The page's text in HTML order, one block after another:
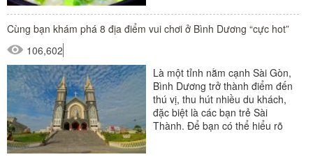
Cùng bạn khám phá 8 địa điểm vui chơi ở Bình Dương “cực hot”
106,602
Là một tỉnh nằm cạnh Sài Gòn,
Bình Dương trở thành điểm đến
thú vị, thu hút nhiều du khách,
đặc biệt là các bạn trẻ Sài
Thành. Để bạn có thể hiểu rõ